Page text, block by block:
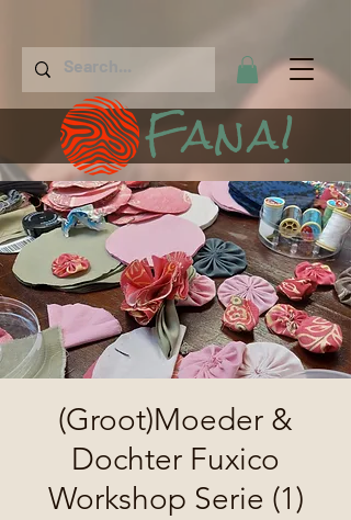
Fana!
(Groot)Moeder &
Dochter Fuxico
Workshop Serie (1)